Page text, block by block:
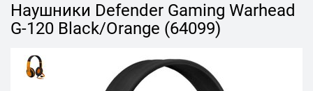
Наушники Defender Gaming Warhead
G-120 Black/Orange (64099)